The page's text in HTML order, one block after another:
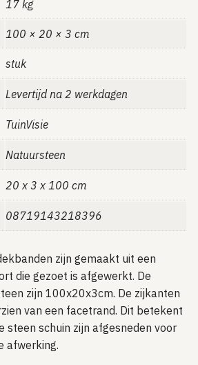
17 kg
100 × 20 × 3 cm
stuk
Levertijd na 2 werkdagen
TuinVisie
Natuursteen
20 x 3 x 100 cm
08719143218396
zijn gemaakt uit een
die gezoet is afgewerkt. De
zijn 100x20x3cm. De zijkanten
van een facetrand. Dit betekent
steen schuin zijn afgesneden voor
afwerking.